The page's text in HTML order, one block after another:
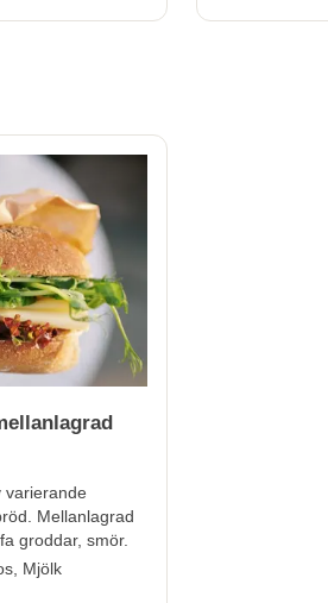
varierande
Mellanlagrad
groddar, smör.
Mjölk